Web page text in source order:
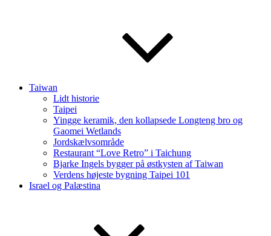
Taiwan
Lidt historie
Taipei
Yingge keramik, den kollapsede Longteng bro og
Gaomei Wetlands
Jordskælvsområde
Restaurant “Love Retro” i Taichung
Bjarke Ingels bygger på østkysten af Taiwan
Verdens højeste bygning Taipei 101
Israel og Palæstina